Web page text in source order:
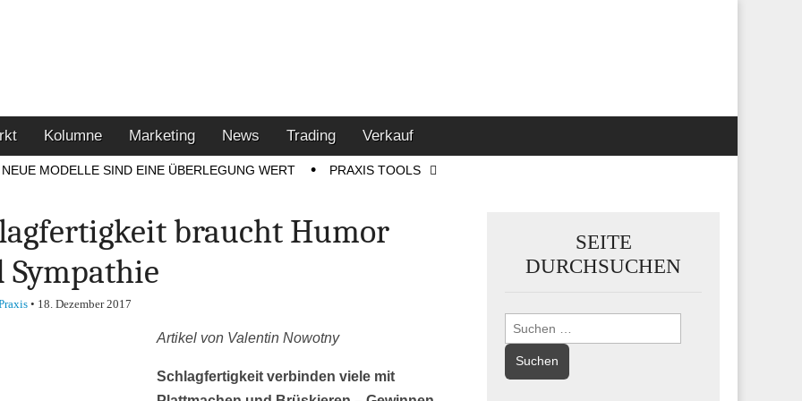
Kolumne Marketing News Trading Verkauf
NEUE MODELLE SIND EINE ÜBERLEGUNG WERT PRAXIS TOOLS
braucht Humor
Sympathie
• 18. Dezember 2017
Artikel von Valentin Nowotny
Schlagfertigkeit verbinden viele mit
SEITE
DURCHSUCHEN
Suchen
nach: